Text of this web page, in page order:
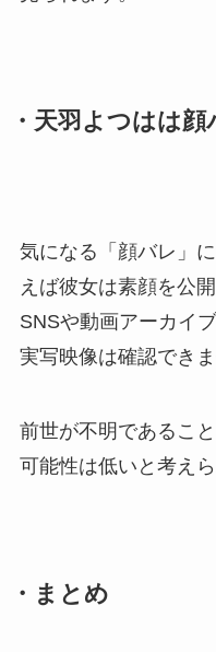
・天羽よつはは
えば彼女は素顔を公
SNSや動画アーカイ
実写映像は確認でき
可能性は低いと考え